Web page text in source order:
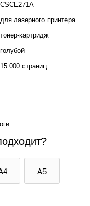
CSCE271A
для лазерного принтера
тонер-картридж
голубой
15 000 страниц
A5